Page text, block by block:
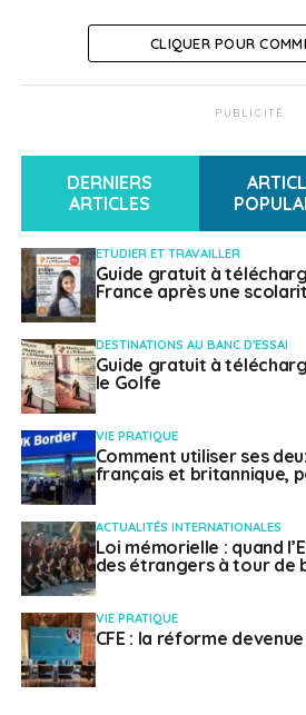
éléments et conséquences
Incoterm
Incoterm – « Qui a raison ?
Transports internationaux –
les composantes du choix
logistique
le transport international et
vente
les différents aspects du
Cas pratiques : Empotage
Recherche d’un poids
Maîtrise et garanties des
gestion des risques de
les instruments de
les techniques de transports
le choix de la technique de
couverture du risque de
CLIQUER POUR
PUBLICITÉ
DERNIERS
ARTICLES
ETUDIER ET TRAVAILLER
Guide gratuit à
France après une
DESTINATIONS AU BANC D'ESSAI
Guide gratuit à
le Golfe
VIE PRATIQUE
Comment utiliser ses
français et britannique,
ACTUALITÉS INTERNATIONALES
Loi mémorielle : quand
des étrangers à tour de
VIE PRATIQUE
CFE : la réforme